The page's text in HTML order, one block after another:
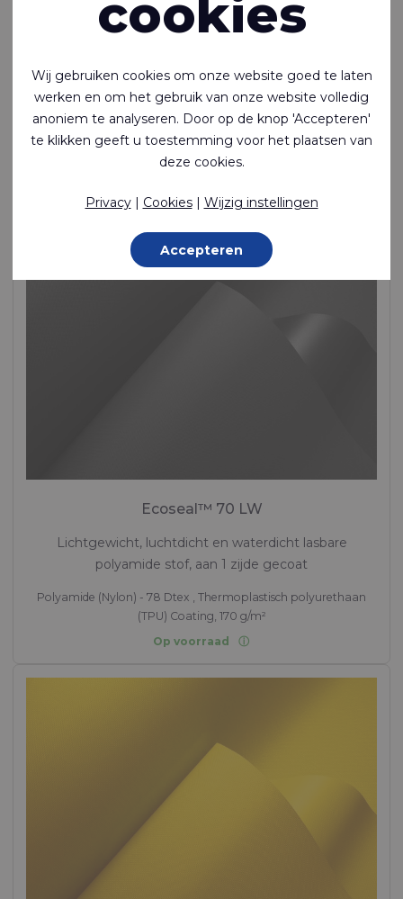
Ecoseal™ Film T400 87A (duplicate of 136)
Lasbare TPU-polyetherfilm van 400 micron
Unsupported Film, TPU (Ether) Film, 450 g/m²
Ecoseal™ 70 LW
Lichtgewicht, luchtdicht en waterdicht lasbare
polyamide stof, aan 1 zijde gecoat
Polyamide (Nylon) - 78 Dtex , Thermoplastisch polyurethaan
(TPU) Coating, 170 g/m²
Op voorraad
cookies
Wij gebruiken cookies om onze website goed te laten
werken en om het gebruik van onze website volledig
anoniem te analyseren. Door op de knop 'Accepteren'
te klikken geeft u toestemming voor het plaatsen van
deze cookies.
Privacy| Cookies| Wijzig instellingen
Accepteren